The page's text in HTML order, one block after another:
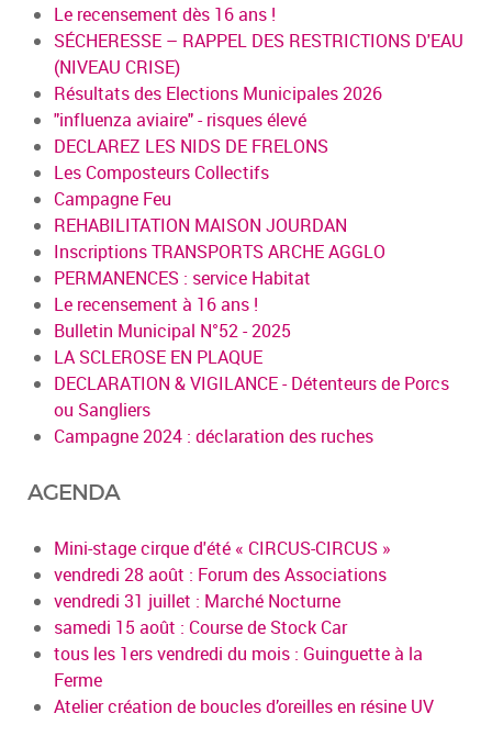
Le recensement dès 16 ans !
SÉCHERESSE – RAPPEL DES RESTRICTIONS D'EAU
(NIVEAU CRISE)
Résultats des Elections Municipales 2026
"influenza aviaire" - risques élevé
DECLAREZ LES NIDS DE FRELONS
Les Composteurs Collectifs
Campagne Feu
REHABILITATION MAISON JOURDAN
Inscriptions TRANSPORTS ARCHE AGGLO
PERMANENCES : service Habitat
Le recensement à 16 ans !
Bulletin Municipal N°52 - 2025
LA SCLEROSE EN PLAQUE
DECLARATION & VIGILANCE - Détenteurs de Porcs
ou Sangliers
Campagne 2024 : déclaration des ruches
AGENDA
Mini-stage cirque d'été « CIRCUS-CIRCUS »
vendredi 28 août : Forum des Associations
vendredi 31 juillet : Marché Nocturne
samedi 15 août : Course de Stock Car
tous les 1ers vendredi du mois : Guinguette à la
Ferme
Atelier création de boucles d’oreilles en résine UV